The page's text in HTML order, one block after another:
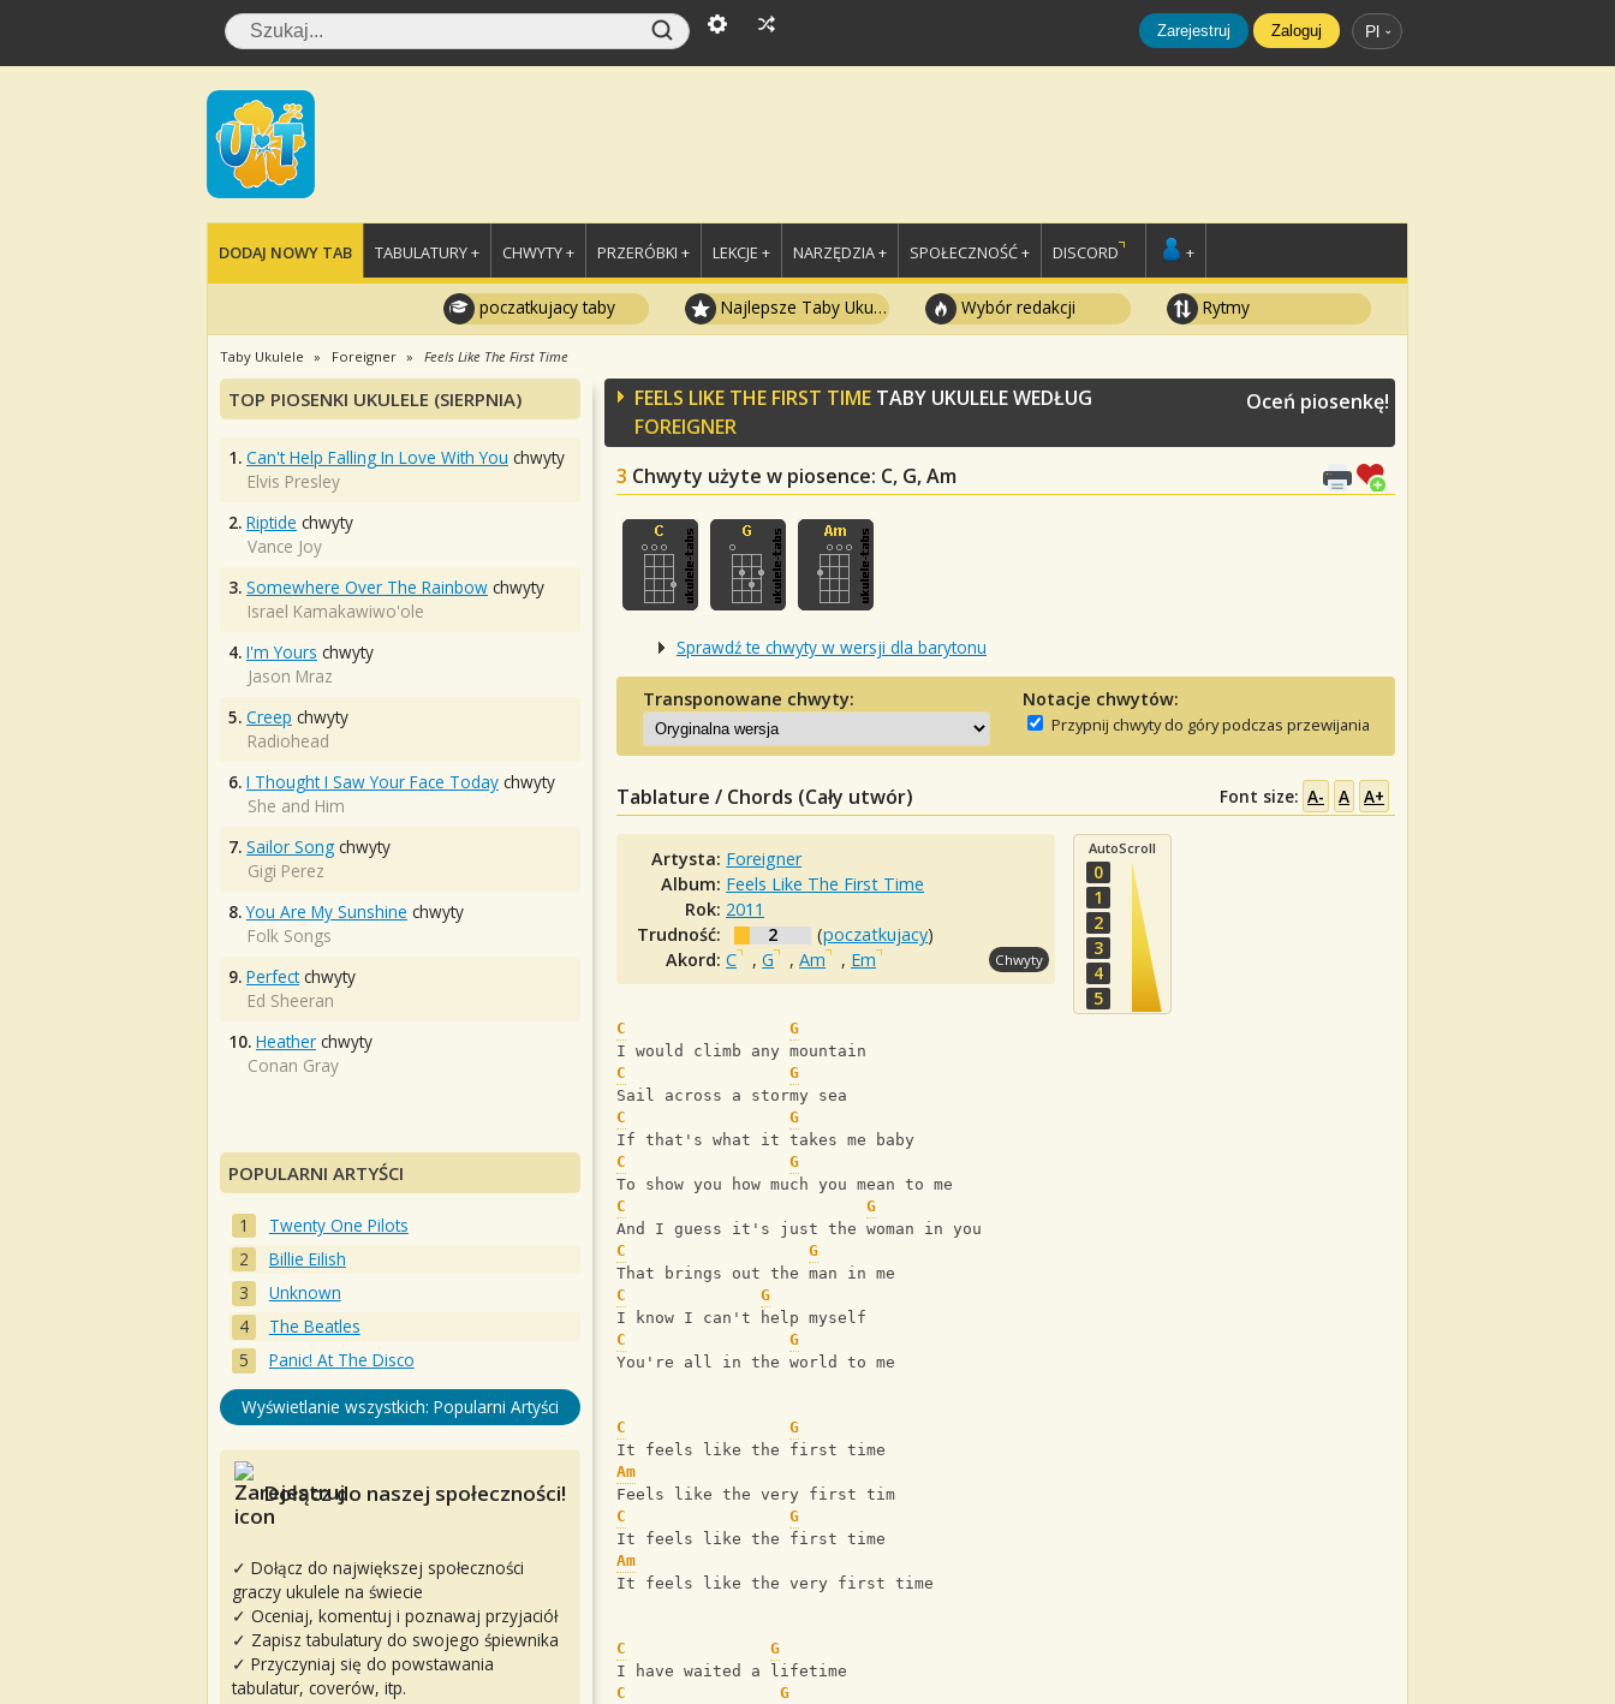
Zarejestruj Zaloguj Pl
DODAJ NOWY TAB TABULATURY + CHWYTY + PRZERÓBKI + LEKCJE + NARZĘDZIA + SPOŁECZNOŚĆ + DISCORD +
poczatkujacy taby Najlepsze Taby Ukulele Wybór redakcji Rytmy
Taby Ukulele Foreigner Feels Like The First Time
FEELS LIKE THE FIRST TIME TABY UKULELE WEDŁUG
FOREIGNER
3 Chwyty użyte w piosence: C, G, Am
Oceń piosenkę!
Sprawdź te chwyty w wersji dla barytonu
Transponowane chwyty: Notacje chwytów:
Przypnij chwyty do góry podczas przewijania
Tablature / Chords (Cały utwór) Font size: A- A A+
Artysta: Foreigner
Album: Feels Like The First Time
Rok: 2011
Trudność:
2 (poczatkujacy)
Akord:C ,G ,Am , Em Chwyty
AutoScroll
0
1
2
3
4
5
C
G
I would climb any mountain
C
G
Sail across a stormy sea
C
G
If that's what it takes me baby
C
G
To show you how much you mean to me
C
G
And I guess it's just the woman in you
C
G
That brings out the man in me
C
G
I know I can't help myself
C
G
You're all in the world to me
C
G
It feels like the first time
Am
Feels like the very first tim
C
G
It feels like the first time
Am
It feels like the very first time
C
G
I have waited a lifetime
C
G
TOP PIOSENKI UKULELE (SIERPNIA)
1. Can't Help Falling In Love With You chwyty
Elvis Presley
2. Riptide chwyty
Vance Joy
3. Somewhere Over The Rainbow chwyty
Israel Kamakawiwo'ole
4. I'm Yours chwyty
Jason Mraz
5. Creep chwyty
Radiohead
6. I Thought I Saw Your Face Today chwyty
She and Him
7. Sailor Song chwyty
Gigi Perez
8. You Are My Sunshine chwyty
Folk Songs
9. Perfectchwyty
Ed Sheeran
10. Heather chwyty
Conan Gray
POPULARNI ARTYŚCI
Twenty One Pilots
Billie Eilish
Unknown
The Beatles
Panic! At The Disco
Wyświetlanie wszystkich: Popularni Artyści
Dołącz do naszej społeczności!
✓ Dołącz do największej społeczności
graczy ukulele na świecie
✓ Oceniaj, komentuj i poznawaj przyjaciół
✓ Zapisz tabulatury do swojego śpiewnika
✓ Przyczyniaj się do powstawania
tabulatur, coverów, itp.